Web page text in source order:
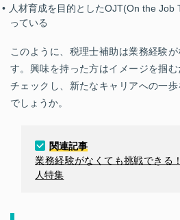
人材育成を目的としたOJT(On the Job
っている
このように、税理士補助は業務経験
す。興味を持った方はイメージを掴
チェックし、新たなキャリアへの一
でしょうか。
関連記事
業務経験がなくても挑戦できる
人特集